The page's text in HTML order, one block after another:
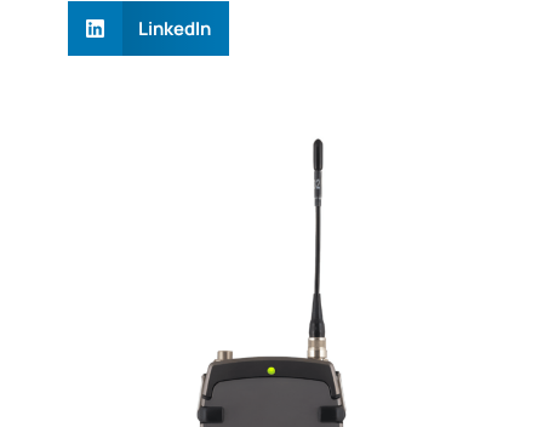
LinkedIn